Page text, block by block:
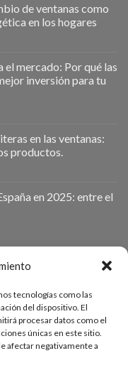
tecnologías como las
del dispositivo. El
procesar datos como el
únicas en este sitio.
afectar negativamente a
de ventanas como
en los hogares
mercado: Por qué las
inversión para tu
en las ventanas:
productos.
en 2025: entre el
puedes solicitar un
de solicitud